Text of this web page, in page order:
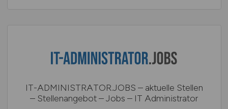
IT-ADMINISTRATOR.JOBS – aktuelle Stellen
– Stellenangebot – Jobs – IT Administrator